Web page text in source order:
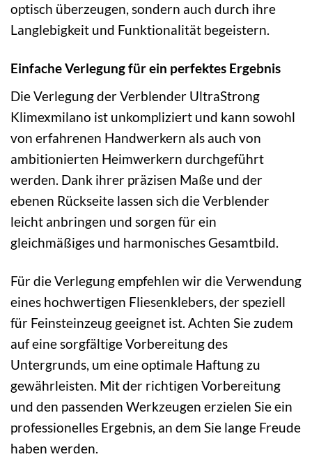
optisch überzeugen, sondern auch durch ihre
Langlebigkeit und Funktionalität begeistern.
Einfache Verlegung für ein perfektes Ergebnis
Die Verlegung der Verblender UltraStrong
Klimexmilano ist unkompliziert und kann sowohl
von erfahrenen Handwerkern als auch von
ambitionierten Heimwerkern durchgeführt
werden. Dank ihrer präzisen Maße und der
ebenen Rückseite lassen sich die Verblender
leicht anbringen und sorgen für ein
gleichmäßiges und harmonisches Gesamtbild.
Für die Verlegung empfehlen wir die Verwendung
eines hochwertigen Fliesenklebers, der speziell
für Feinsteinzeug geeignet ist. Achten Sie zudem
auf eine sorgfältige Vorbereitung des
Untergrunds, um eine optimale Haftung zu
gewährleisten. Mit der richtigen Vorbereitung
und den passenden Werkzeugen erzielen Sie ein
professionelles Ergebnis, an dem Sie lange Freude
haben werden.